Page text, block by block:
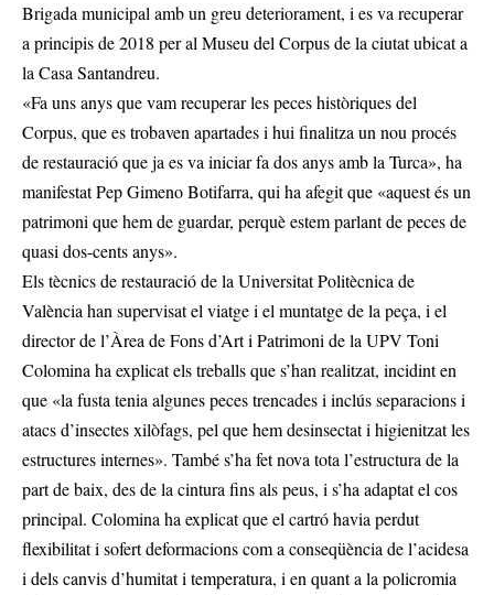
Brigada municipal amb un greu deteriorament, i es va recuperar
a principis de 2018 per al Museu del Corpus de la ciutat ubicat a
la Casa Santandreu.
«Fa uns anys que vam recuperar les peces històriques del
Corpus, que es trobaven apartades i hui finalitza un nou procés
de restauració que ja es va iniciar fa dos anys amb la Turca», ha
manifestat Pep Gimeno Botifarra, qui ha afegit que «aquest és un
patrimoni que hem de guardar, perquè estem parlant de peces de
quasi dos-cents anys».
Els tècnics de restauració de la Universitat Politècnica de
València han supervisat el viatge i el muntatge de la peça, i el
director de l’Àrea de Fons d’Art i Patrimoni de la UPV Toni
Colomina ha explicat els treballs que s’han realitzat, incidint en
que «la fusta tenia algunes peces trencades i inclús separacions i
atacs d’insectes xilòfags, pel que hem desinsectat i higienitzat les
estructures internes». També s’ha fet nova tota l’estructura de la
part de baix, des de la cintura fins als peus, i s’ha adaptat el cos
principal. Colomina ha explicat que el cartró havia perdut
flexibilitat i sofert deformacions com a conseqüència de l’acidesa
i dels canvis d’humitat i temperatura, i en quant a la policromia